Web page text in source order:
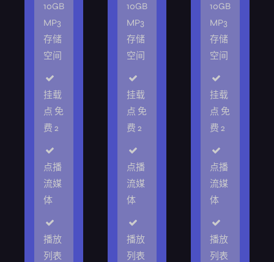
10GB
MP3
存储
空间
挂载
点 免
费 2
点播
流媒
体
播放
列表
10GB
MP3
存储
空间
挂载
点 免
费 2
点播
流媒
体
播放
列表
10GB
MP3
存储
空间
挂载
点 免
费 2
点播
流媒
体
播放
列表